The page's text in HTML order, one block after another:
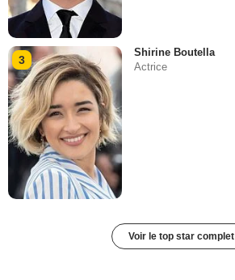
3
Shirine Boutella
Actrice
Voir le top star complet